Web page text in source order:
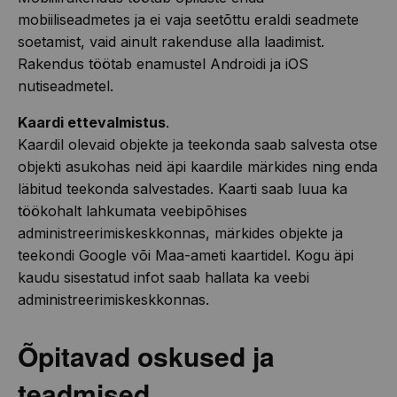
mobiiliseadmetes ja ei vaja seetõttu eraldi seadmete
soetamist, vaid ainult rakenduse alla laadimist.
Rakendus töötab enamustel Androidi ja iOS
nutiseadmetel.
Kaardi ettevalmistus.
Kaardil olevaid objekte ja teekonda saab salvesta otse
objekti asukohas neid äpi kaardile märkides ning enda
läbitud teekonda salvestades. Kaarti saab luua ka
töökohalt lahkumata veebipõhises
administreerimiskeskkonnas, märkides objekte ja
teekondi Google või Maa-ameti kaartidel. Kogu äpi
kaudu sisestatud infot saab hallata ka veebi
administreerimiskeskkonnas.
Õpitavad oskused ja